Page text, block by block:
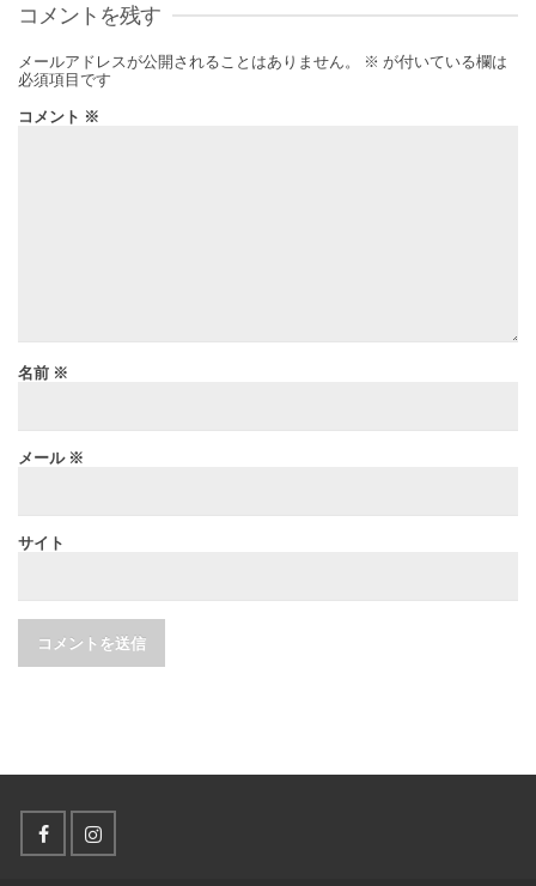
コメントを残す
メールアドレスが公開されることはありません。 ※ が付いている欄は
必須項目です
コメント ※
名前 ※
メール ※
サイト